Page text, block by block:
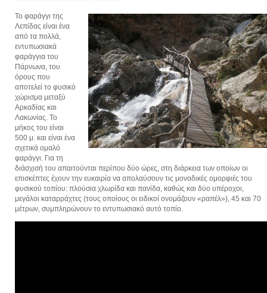
Το φαράγγι της
Λεπίδας είναι ένα
από τα πολλά,
εντυπωσιακά
φαράγγια του
Πάρνωνα, του
όρους που
αποτελεί το φυσικό
χώρισμα μεταξύ
Αρκαδίας και
Λακωνίας. Το
μήκος του είναι
500 μ. και είναι ένα
σχετικά ομαλό
φαράγγι. Για τη
διάσχισή του απαιτούνται περίπου δύο ώρες, στη διάρκεια των οποίων οι
επισκέπτες έχουν την ευκαιρία να απολαύσουν τις μοναδικές ομορφιές του
φυσικού τοπίου: πλούσια χλωρίδα και πανίδα, καθώς και δύο υπέροχοι,
μεγάλοι καταρράχτες (τους οποίους οι ειδικοί ονομάζουν «ραπέλ»), 45 και 70
μέτρων, συμπληρώνουν το εντυπωσιακό αυτό τοπίο.